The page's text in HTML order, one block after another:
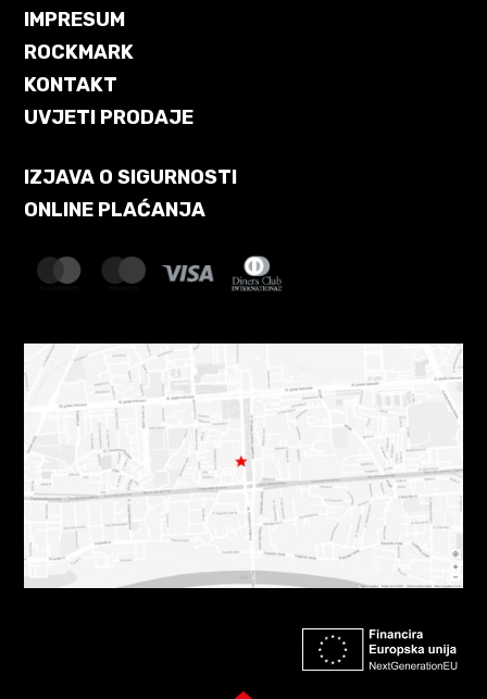
IMPRESUM
ROCKMARK
KONTAKT
UVJETI PRODAJE
IZJAVA O SIGURNOSTI
ONLINE PLAĆANJA